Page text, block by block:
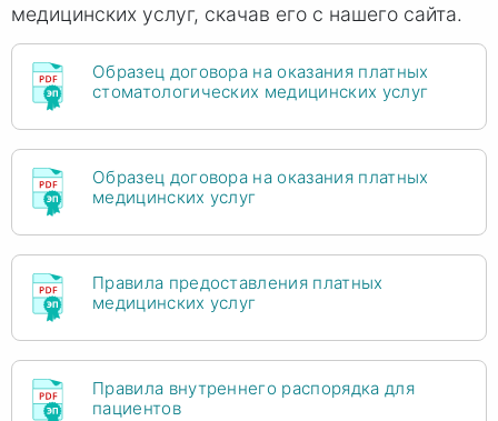
медицинских услуг, скачав его с нашего сайта.
Образец договора на оказания платных
стоматологических медицинских услуг
Образец договора на оказания платных
медицинских услуг
Правила предоставления платных
медицинских услуг
Правила внутреннего распорядка для
пациентов